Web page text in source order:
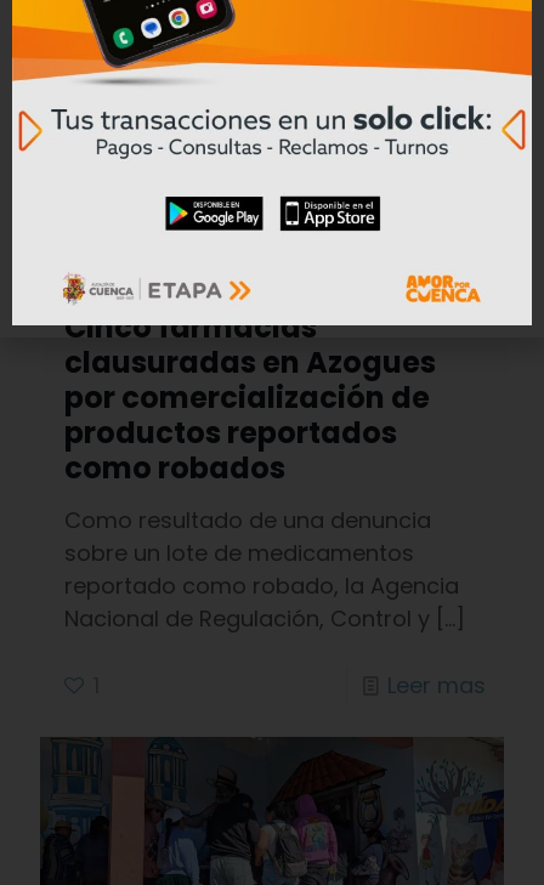
Boletín de Prensa 04/08/2026
Cinco farmacias
clausuradas en Azogues
por comercialización de
productos reportados
como robados
Como resultado de una denuncia
sobre un lote de medicamentos
reportado como robado, la Agencia
Nacional de Regulación, Control y […]
Leer mas